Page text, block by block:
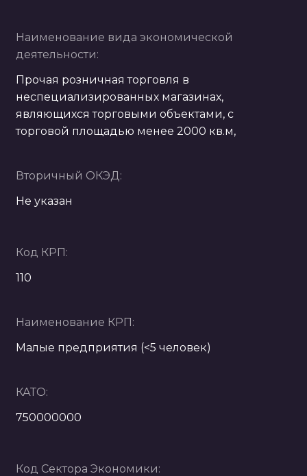
Наименование вида экономической
деятельности:
Прочая розничная торговля в
неспециализированных магазинах,
являющихся торговыми объектами, с
торговой площадью менее 2000 кв.м,
Вторичный ОКЭД:
Не указан
Код КРП:
110
Наименование КРП:
Малые предприятия (<5 человек)
КАТО:
750000000
Код Сектора Экономики: